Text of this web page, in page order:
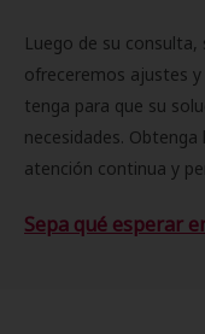
Luego de su
ofreceremos ajustes
tenga para que su
necesidades.
atención continua y
Sepa qué esperar